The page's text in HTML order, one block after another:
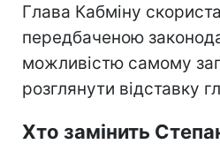
Глава Кабміну
передбаченою
можливістю самому
розглянути відставку
Хто замінить